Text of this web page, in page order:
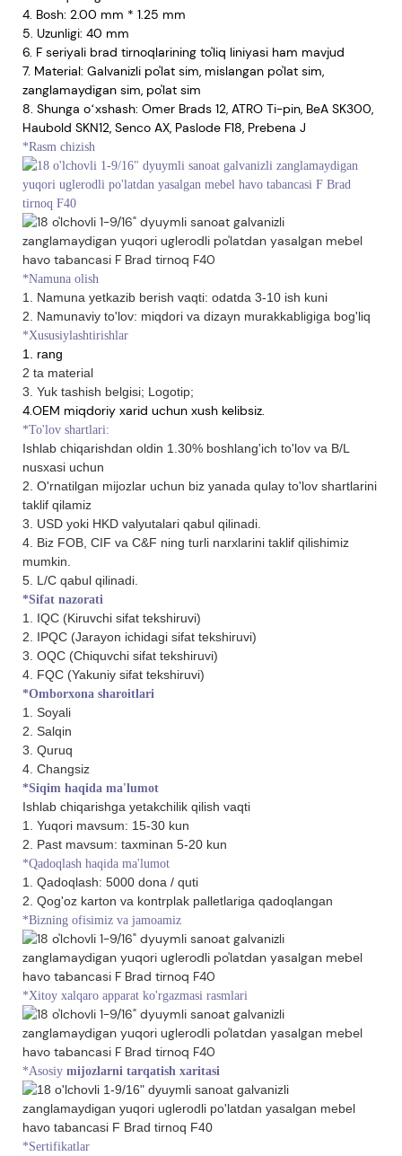
4. Bosh: 2.00 mm * 1.25 mm
5. Uzunligi: 40 mm
6. F seriyali brad tirnoqlarining to'liq liniyasi ham mavjud
7. Material: Galvanizli po'lat sim, mislangan po'lat sim,
zanglamaydigan sim, po'lat sim
8. Shunga oʻxshash: Omer Brads 12, ATRO Ti-pin, BeA SK300,
Haubold SKN12, Senco AX, Paslode F18, Prebena J
*Rasm chizish
*Namuna olish
1. Namuna yetkazib berish vaqti: odatda 3-10 ish kuni
2. Namunaviy to'lov: miqdori va dizayn murakkabligiga bog'liq
*Xususiylashtirishlar
1. rang
2 ta material
3. Yuk tashish belgisi; Logotip;
4.OEM miqdoriy xarid uchun xush kelibsiz.
*To'lov shartlari:
Ishlab chiqarishdan oldin 1.30% boshlang'ich to'lov va B/L
nusxasi uchun
2. O'rnatilgan mijozlar uchun biz yanada qulay to'lov shartlarini
taklif qilamiz
3. USD yoki HKD valyutalari qabul qilinadi.
4. Biz FOB, CIF va C&F ning turli narxlarini taklif qilishimiz
mumkin.
5. L/C qabul qilinadi.
*Sifat nazorati
1. IQC (Kiruvchi sifat tekshiruvi)
2. IPQC (Jarayon ichidagi sifat tekshiruvi)
3. OQC (Chiquvchi sifat tekshiruvi)
4. FQC (Yakuniy sifat tekshiruvi)
*Omborxona sharoitlari
1. Soyali
2. Salqin
3. Quruq
4. Changsiz
*Siqim haqida ma'lumot
Ishlab chiqarishga yetakchilik qilish vaqti
1. Yuqori mavsum: 15-30 kun
2. Past mavsum: taxminan 5-20 kun
*Qadoqlash haqida ma'lumot
1. Qadoqlash: 5000 dona / quti
2. Qog'oz karton va kontrplak palletlariga qadoqlangan
*Bizning ofisimiz va jamoamiz
*Xitoy xalqaro apparat ko'rgazmasi rasmlari
*Asosiy mijozlarni tarqatish xaritasi
*Sertifikatlar